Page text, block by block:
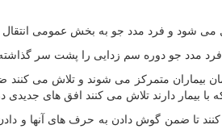
مدد جو دوره سم زدایی را پشت سر گذاشته
بیماران متمرکز می شوند و تلاش می کنند
بیمار دارند تلاش می کنند افق های جدیدی در
کنند تا ضمن گوش دادن به حرف های آنها و